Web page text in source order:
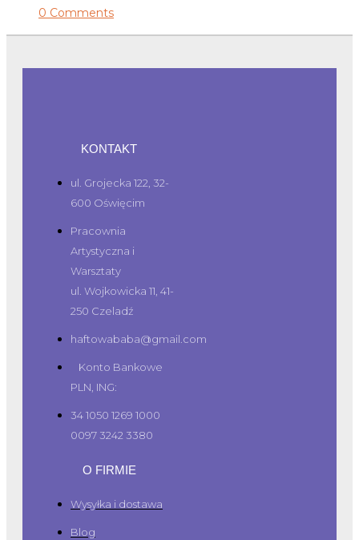
0 Comments
KONTAKT
ul. Grojecka 122, 32-
600 Oświęcim
Pracownia
Artystyczna i
Warsztaty
ul. Wojkowicka 11, 41-
250 Czeladź
haftowababa@gmail.com
Konto Bankowe
PLN, ING:
34 1050 1269 1000
0097 3242 3380
O FIRMIE
Wysyłka i dostawa
Blog